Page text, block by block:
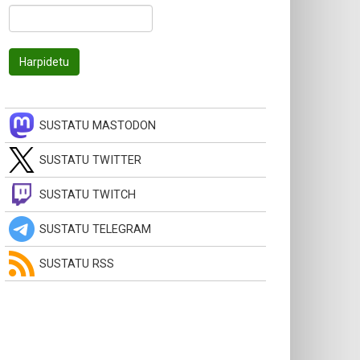
SUSTATU MASTODON
SUSTATU TWITTER
SUSTATU TWITCH
SUSTATU TELEGRAM
SUSTATU RSS